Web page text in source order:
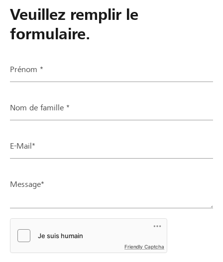
Veuillez remplir le
formulaire.
Prénom *
Nom de famille *
E-Mail*
Message*
Friendly Captcha